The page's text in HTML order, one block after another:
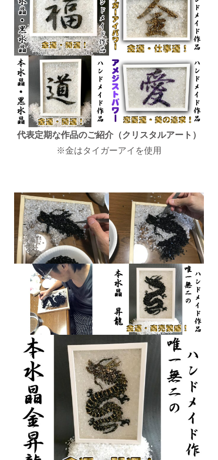
代表定期な作品のご紹介（クリスタルアート）
※金はタイガーアイを使用